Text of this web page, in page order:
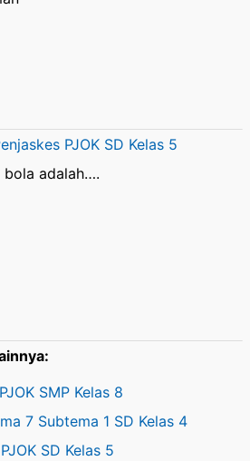
PJOK SD Kelas 5
bola adalah….
SMP Kelas 8
7 Subtema 1 SD Kelas 4
SD Kelas 5